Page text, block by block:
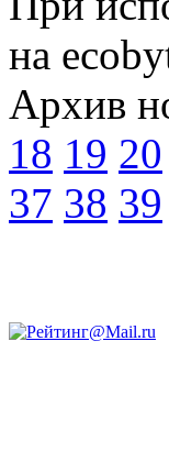
на
Архив
18 19 20
37 38 39